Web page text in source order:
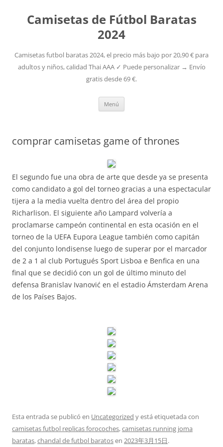
Camisetas de Fútbol Baratas
2024
Camisetas futbol baratas 2024, el precio más bajo por 20,90 € para
adultos y niños, calidad Thai AAA ✓ Puede personalizar → Envío
gratis desde 69 €.
Menú
comprar camisetas game of thrones
El segundo fue una obra de arte que desde ya se presenta
como candidato a gol del torneo gracias a una espectacular
tijera a la media vuelta dentro del área del propio
Richarlison. El siguiente año Lampard volvería a
proclamarse campeón continental en esta ocasión en el
torneo de la UEFA Eupora League también como capitán
del conjunto londisense luego de superar por el marcador
de 2 a 1 al club Portugués Sport Lisboa e Benfica en una
final que se decidió con un gol de último minuto del
defensa Branislav Ivanović en el estadio Ámsterdam Arena
de los Países Bajos.
Esta entrada se publicó en Uncategorized y está etiquetada con
camisetas futbol replicas forocoches,camisetas running joma
baratas,chandal de futbol baratosen 2023年3月15日.